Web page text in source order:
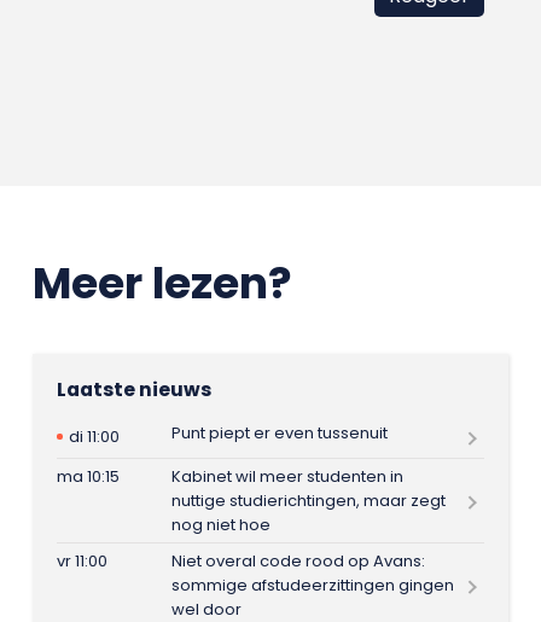
Meer lezen?
Laatste nieuws
di 11:00
Punt piept er even tussenuit
ma 10:15
Kabinet wil meer studenten in
nuttige studierichtingen, maar zegt
nog niet hoe
vr 11:00
Niet overal code rood op Avans:
sommige afstudeerzittingen gingen
wel door